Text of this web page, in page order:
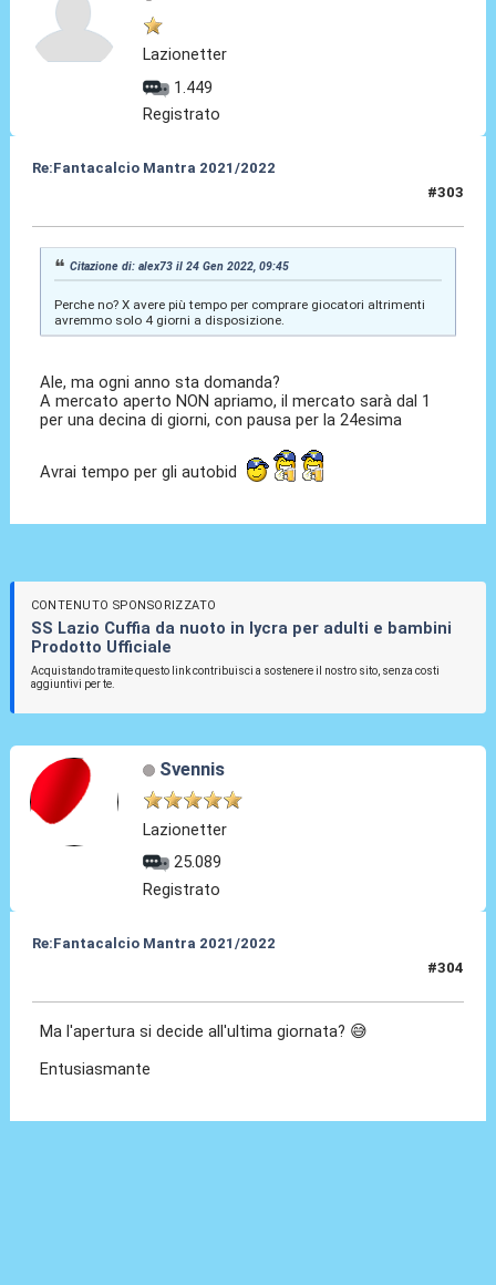
Lazionetter
1.449
Registrato
Re:Fantacalcio Mantra 2021/2022
#303
Citazione di: alex73 il 24 Gen 2022, 09:45
Perche no? X avere più tempo per comprare giocatori altrimenti
avremmo solo 4 giorni a disposizione.
Ale, ma ogni anno sta domanda?
A mercato aperto NON apriamo, il mercato sarà dal 1
per una decina di giorni, con pausa per la 24esima
Avrai tempo per gli autobid
CONTENUTO SPONSORIZZATO
SS Lazio Cuffia da nuoto in lycra per adulti e bambini
Prodotto Ufficiale
Acquistando tramite questo link contribuisci a sostenere il nostro sito, senza costi
aggiuntivi per te.
Svennis
Lazionetter
25.089
Registrato
Re:Fantacalcio Mantra 2021/2022
#304
Ma l'apertura si decide all'ultima giornata? 😅
Entusiasmante